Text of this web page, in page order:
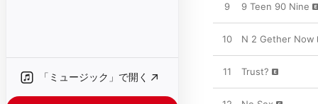
「ミュージック」で開く
9 9 Teen 90 Nine
10 N 2 Gether Now
11 Trust?